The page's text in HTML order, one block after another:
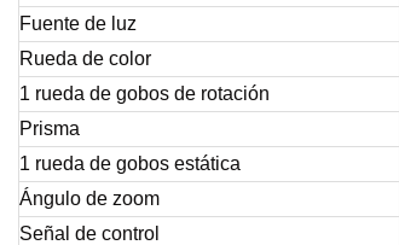
Fuente de luz
Rueda de color
1 rueda de gobos de rotación
Prisma
1 rueda de gobos estática
Ángulo de zoom
Señal de control